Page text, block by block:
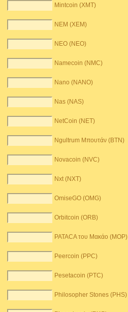
Mintcoin (XMT)
NEM (XEM)
NEO (NEO)
Namecoin (NMC)
Nano (NANO)
Nas (NAS)
NetCoin (NET)
Ngultrum Μπουτάν (BTN)
Novacoin (NVC)
Nxt (NXT)
OmiseGO (OMG)
Orbitcoin (ORB)
PATACA του Μακάο (MOP)
Peercoin (PPC)
Pesetacoin (PTC)
Philosopher Stones (PHS)